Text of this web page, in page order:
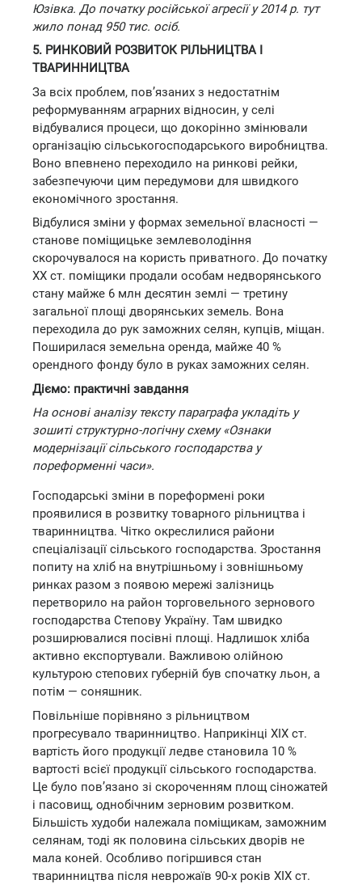
Юзівка. До початку російської агресії у 2014 р. тут
жило понад 950 тис. осіб.
5. РИНКОВИЙ РОЗВИТОК РІЛЬНИЦТВА І
ТВАРИННИЦТВА
За всіх проблем, пов’язаних з недостатнім
реформуванням аграрних відносин, у селі
відбувалися процеси, що докорінно змінювали
організацію сільськогосподарського виробництва.
Воно впевнено переходило на ринкові рейки,
забезпечуючи цим передумови для швидкого
економічного зростання.
Відбулися зміни у формах земельної власності —
станове поміщицьке землеволодіння
скорочувалося на користь приватного. До початку
XX ст. поміщики продали особам недворянського
стану майже 6 млн десятин землі — третину
загальної площі дворянських земель. Вона
переходила до рук заможних селян, купців, міщан.
Поширилася земельна оренда, майже 40 %
орендного фонду було в руках заможних селян.
Діємо: практичні завдання
На основі аналізу тексту параграфа укладіть у
зошиті структурно-логічну схему «Ознаки
модернізації сільського господарства у
пореформенні часи».
Господарські зміни в пореформені роки
проявилися в розвитку товарного рільництва і
тваринництва. Чітко окреслилися райони
спеціалізації сільського господарства. Зростання
попиту на хліб на внутрішньому і зовнішньому
ринках разом з появою мережі залізниць
перетворило на район торговельного зернового
господарства Степову Україну. Там швидко
розширювалися посівні площі. Надлишок хліба
активно експортували. Важливою олійною
культурою степових губерній був спочатку льон, а
потім — соняшник.
Повільніше порівняно з рільництвом
прогресувало тваринництво. Наприкінці XIX ст.
вартість його продукції ледве становила 10 %
вартості всієї продукції сільського господарства.
Це було пов’язано зі скороченням площ сіножатей
і пасовищ, однобічним зерновим розвитком.
Більшість худоби належала поміщикам, заможним
селянам, тоді як половина сільських дворів не
мала коней. Особливо погіршився стан
тваринництва після неврожаїв 90-х років XIX ст.